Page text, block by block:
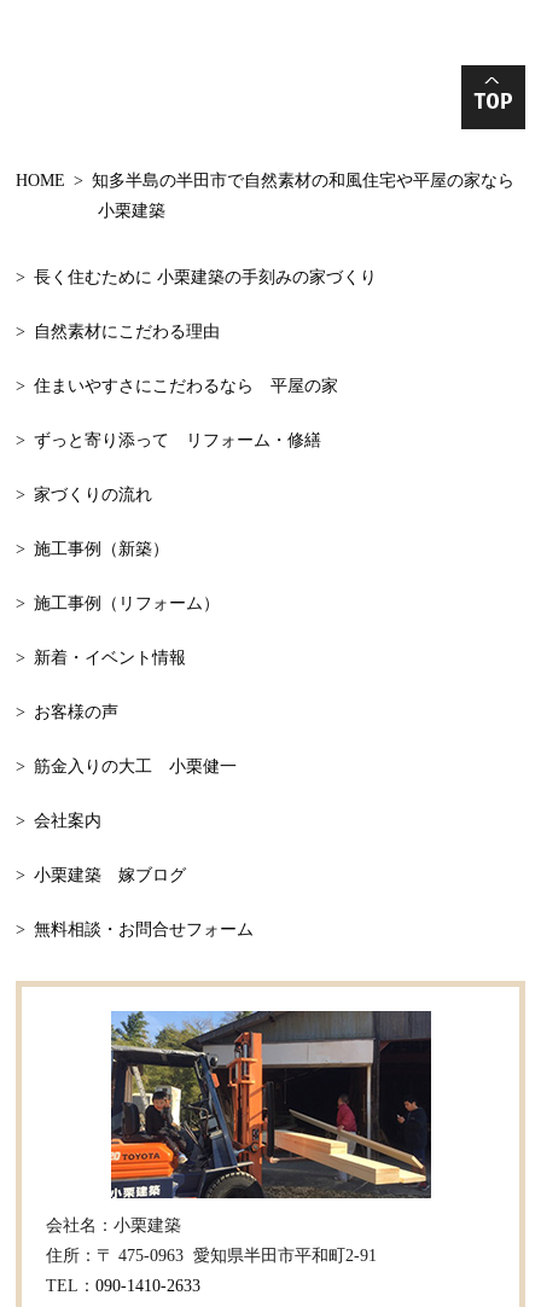
2024年3月
2024年1月
2023年12月
2023年11月
2023年10月
2023年9月
2023年8月
2022年12月
2022年11月
2022年9月
2022年8月
2022年7月
2022年6月
2022年5月
2022年4月
収納棚
減築
木の家
和モダン
一戸建て
新築
漆喰
床板の張替え
リフォーム事例
プライベート
和風建築
HOME
知多半島の半田市で自然素材の和風住宅や平屋の家なら
小栗建築
長く住むために 小栗建築の手刻みの家づくり
自然素材にこだわる理由
住まいやすさにこだわるなら 平屋の家
ずっと寄り添って リフォーム・修繕
家づくりの流れ
施工事例（新築）
施工事例（リフォーム）
新着・イベント情報
お客様の声
筋金入りの大工 小栗健一
会社案内
小栗建築 嫁ブログ
無料相談・お問合せフォーム
会社名：小栗建築
住所：〒 475-0963 愛知県半田市平和町2-91
TEL：090-1410-2633